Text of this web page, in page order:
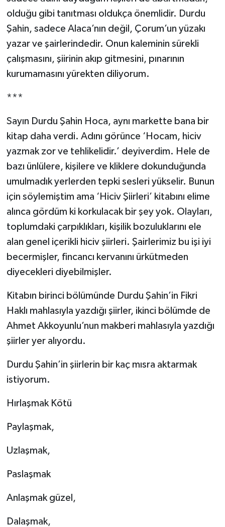
olduğu gibi tanıtması oldukça önemlidir. Durdu
Şahin, sadece Alaca’nın değil, Çorum’un yüzakı
yazar ve şairlerindedir. Onun kaleminin sürekli
çalışmasını, şiirinin akıp gitmesini, pınarının
kurumamasını yürekten diliyorum.
***
Sayın Durdu Şahin Hoca, aynı markette bana bir
kitap daha verdi. Adını görünce ‘Hocam, hiciv
yazmak zor ve tehlikelidir.’ deyiverdim. Hele de
bazı ünlülere, kişilere ve kliklere dokunduğunda
umulmadık yerlerden tepki sesleri yükselir. Bunun
için söylemiştim ama ‘Hiciv Şiirleri’ kitabını elime
alınca gördüm ki korkulacak bir şey yok. Olayları,
toplumdaki çarpıklıkları, kişilik bozuluklarını ele
alan genel içerikli hiciv şiirleri. Şairlerimiz bu işi iyi
becermişler, fincancı kervanını ürkütmeden
diyecekleri diyebilmişler.
Kitabın birinci bölümünde Durdu Şahin’in Fikri
Haklı mahlasıyla yazdığı şiirler, ikinci bölümde de
Ahmet Akkoyunlu’nun makberi mahlasıyla yazdığı
şiirler yer alıyordu.
Durdu Şahin’in şiirlerin bir kaç mısra aktarmak
istiyorum.
Hırlaşmak Kötü
Paylaşmak,
Uzlaşmak,
Paslaşmak
Anlaşmak güzel,
Dalaşmak,